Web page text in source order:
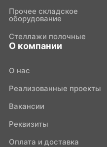
Прочее складское
оборудование
Стеллажи полочные
О компании
О нас
Реализованные проекты
Вакансии
Реквизиты
Оплата и доставка